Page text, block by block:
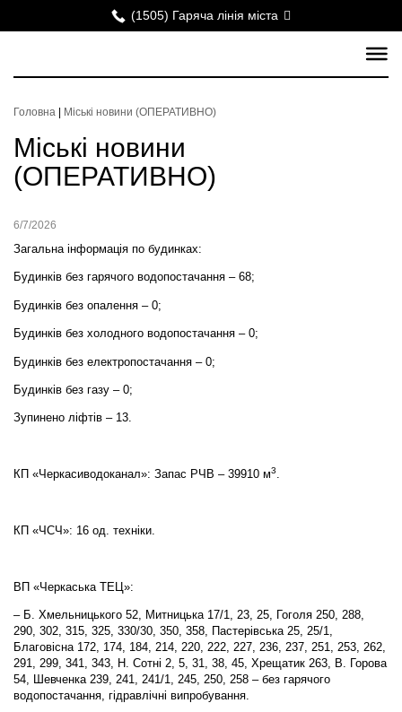
(1505) Гаряча лінія міста
Головна Міські новини (ОПЕРАТИВНО)
Міські новини
(ОПЕРАТИВНО)
6/7/2026
Загальна інформація по будинках:
Будинків без гарячого водопостачання – 68;
Будинків без опалення – 0;
Будинків без холодного водопостачання – 0;
Будинків без електропостачання – 0;
Будинків без газу – 0;
Зупинено ліфтів – 13.
КП «Черкасиводоканал»: Запас РЧВ – 39910 м3.
КП «ЧСЧ»: 16 од. техніки.
ВП «Черкаська ТЕЦ»:
– Б. Хмельницького 52, Митницька 17/1, 23, 25, Гоголя 250, 288,
290, 302, 315, 325, 330/30, 350, 358, Пастерівська 25, 25/1,
Благовісна 172, 174, 184, 214, 220, 222, 227, 236, 237, 251, 253, 262,
291, 299, 341, 343, Н. Сотні 2, 5, 31, 38, 45, Хрещатик 263, В. Горова
54, Шевченка 239, 241, 241/1, 245, 250, 258 – без гарячого
водопостачання, гідравлічні випробування.